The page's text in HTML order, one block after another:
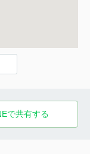
で共有する